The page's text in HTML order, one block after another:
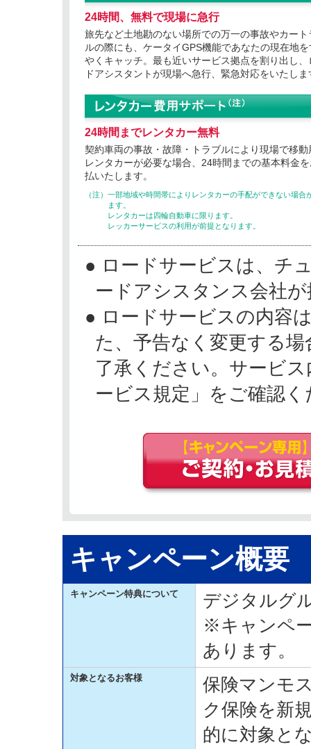
24時間、無料で現場に急行
旅先など土地勘のない場所での万一の事故やカート
ルの際にも、ケータイGPS機能であなたの現在地
やくキャッチ。最も近いサービス拠点を割り出し、
ドアシスタントが現場へ急行、緊急対応をいたしま
24時間までレンタカー無料
契約車両の事故・故障・トラブルにより現場で移動
レンタカーが必要な場合、24時間までの基本料金
払いたします。
（注）一部地域や時間帯によりレンタカーの手配ができない場合
ます。
レンタカーは四輪自動車に限ります。
レッカーサービスの利用が前提となります。
● ロードサービスは、チ
ードアシスタンス会社
● ロードサービスの内容
た、予告なく変更する
了承ください。サービ
ービス規定」をご確認
キャンペーン概要
キャンペーン特典について
デジタルグ
※キャンペ
あります。
対象となるお客様
保険マンモ
ク保険を新
的に対象と